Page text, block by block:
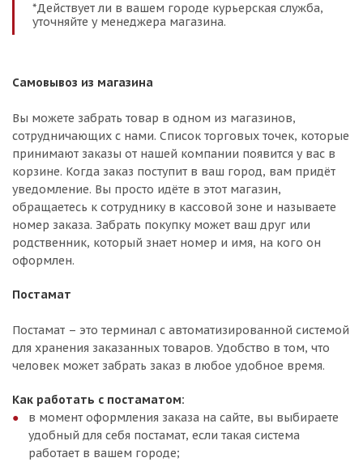
*Действует ли в вашем городе курьерская служба,
уточняйте у менеджера магазина.
Самовывоз из магазина
Вы можете забрать товар в одном из магазинов,
сотрудничающих с нами. Список торговых точек, которые
принимают заказы от нашей компании появится у вас в
корзине. Когда заказ поступит в ваш город, вам придёт
уведомление. Вы просто идёте в этот магазин,
обращаетесь к сотруднику в кассовой зоне и называете
номер заказа. Забрать покупку может ваш друг или
родственник, который знает номер и имя, на кого он
оформлен.
Постамат
Постамат – это терминал с автоматизированной системой
для хранения заказанных товаров. Удобство в том, что
человек может забрать заказ в любое удобное время.
Как работать с постаматом:
в момент оформления заказа на сайте, вы выбираете
удобный для себя постамат, если такая система
работает в вашем городе;